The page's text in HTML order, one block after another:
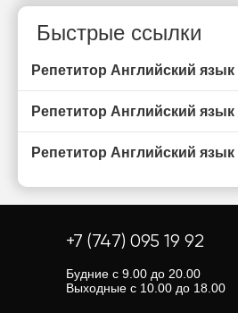
Быстрые ссылки
Репетитор Английский
Репетитор Английский язык
Репетитор Английский
+7 (747) 095 19 92
Будние с 9.00 до 20.00
Выходные с 10.00 до 18.00